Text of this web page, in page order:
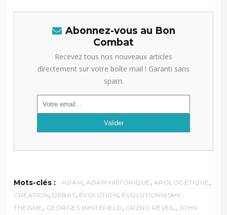
Abonnez-vous au Bon
Combat
Recevez tous nos nouveaux articles
directement sur votre boîte mail ! Garanti sans
spam.
Mots-clés : ADAM,ADAM HISTORIQUE , APOLOGÉTIQUE ,
CRÉATION, DÉBAT, ÉVOLUTION, ÉVOLUTIONNISME-
THÉISME , GEORGES WHITEFIELD , GRZND RÉVEIL, JOHN